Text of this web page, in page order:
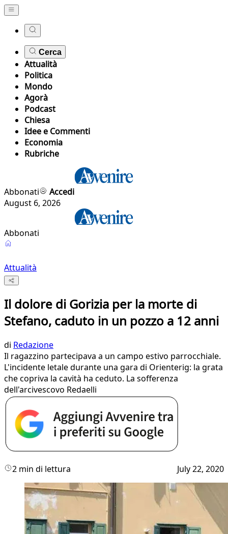
Cerca
Attualità
Politica
Mondo
Agorà
Podcast
Chiesa
Idee e Commenti
Economia
Rubriche
Abbonati
Accedi
August 6, 2026
Abbonati
Attualità
Il dolore di Gorizia per la morte di
Stefano, caduto in un pozzo a 12 anni
di Redazione
Il ragazzino partecipava a un campo estivo parrocchiale.
L'incidente letale durante una gara di Orienterig: la grata
che copriva la cavità ha ceduto. La sofferenza
dell'arcivescovo Redaelli
2 min di lettura July 22, 2020